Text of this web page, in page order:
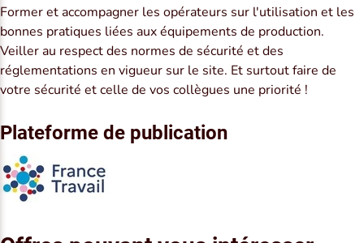
Former et accompagner les opérateurs sur l'utilisation et les
bonnes pratiques liées aux équipements de production.
Veiller au respect des normes de sécurité et des
réglementations en vigueur sur le site. Et surtout faire de
votre sécurité et celle de vos collègues une priorité !
Plateforme de publication